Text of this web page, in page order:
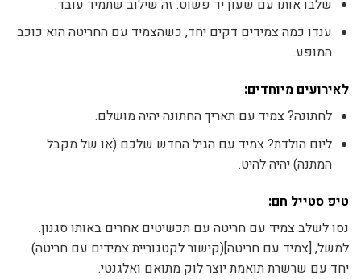
שלבו אותו עם שעון יד פשוט. זה שילוב שתמיד עובד.
ענדו כמה צמידים דקים יחד, כשהצמיד עם החריטה הוא כוכב
המופע.
לאירועים מיוחדים:
לחתונה? צמיד עם תאריך החתונה יהיה מושלם.
ליום הולדת? צמיד עם הגיל החדש שלכם (או של מקבל
המתנה) יהיה להיט.
טיפ סטייל חם:
נסו לשלב צמיד עם חריטה עם תכשיטים אחרים באותו סגנון.
למשל, [צמיד עם חריטה](קישור לקטגוריית צמידים עם חריטה)
יחד עם שרשרת תואמת יוצר לוק מתואם ואלגנטי.